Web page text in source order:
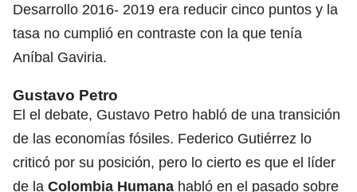
Desarrollo 2016- 2019 era reducir cinco puntos y la
tasa no cumplió en contraste con la que tenía
Aníbal Gaviria.
Gustavo Petro
El el debate, Gustavo Petro habló de una transición
de las economías fósiles. Federico Gutiérrez lo
criticó por su posición, pero lo cierto es que el líder
de la Colombia Humana habló en el pasado sobre